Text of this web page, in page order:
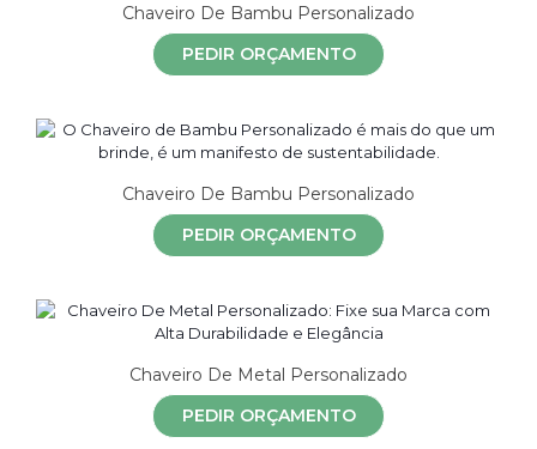
Chaveiro De Bambu Personalizado
PEDIR ORÇAMENTO
Chaveiro De Bambu Personalizado
PEDIR ORÇAMENTO
Chaveiro De Metal Personalizado
PEDIR ORÇAMENTO